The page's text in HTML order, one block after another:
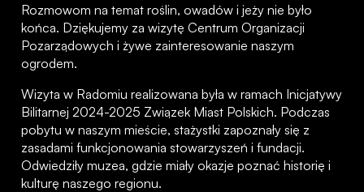
Rozmowom na temat roślin, owadów i jeży nie było
końca. Dziękujemy za wizytę Centrum Organizacji
Pozarządowych i żywe zainteresowanie naszym
ogrodem.
Wizyta w Radomiu realizowana była w ramach Inicjatywy
Bilitarnej 2024-2025 Związek Miast Polskich. Podczas
pobytu w naszym mieście, stażystki zapoznały się z
zasadami funkcjonowania stowarzyszeń i fundacji.
Odwiedziły muzea, gdzie miały okazje poznać historię i
kulturę naszego regionu.